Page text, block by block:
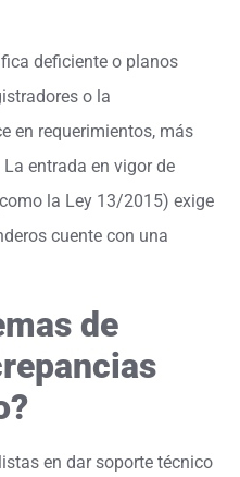
deficiente o planos
o la
en requerimientos, más
entrada en vigor de
la Ley 13/2015) exige
cuente con una
de
en dar soporte técnico